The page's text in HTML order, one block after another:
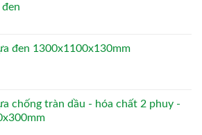
đen 1300x1100x130mm
chống tràn dầu - hóa chất 2 phuy -